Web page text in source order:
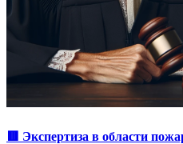
🟥 Экспертиза в области